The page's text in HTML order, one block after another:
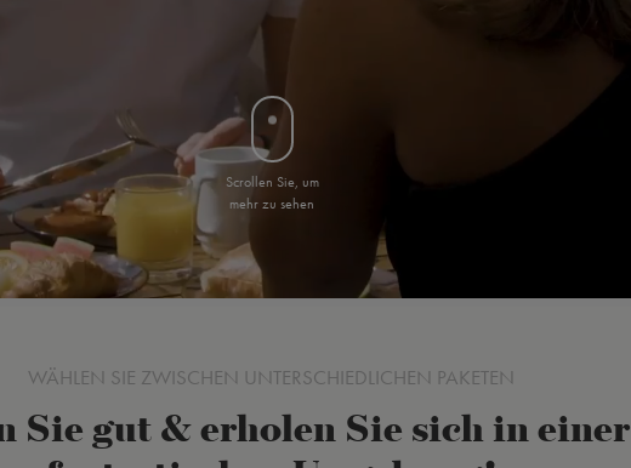
Scrollen Sie, um
mehr zu sehen
WÄHLEN SIE ZWISCHEN UNTERSCHIEDLICHEN PAKETEN
Sie gut & erholen Sie sich in einer